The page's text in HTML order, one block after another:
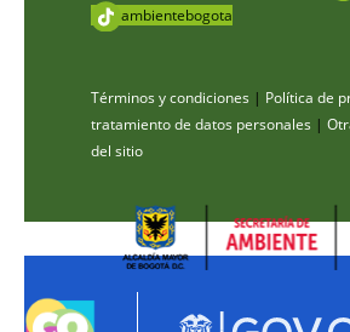
ambientebogota
Términos y condiciones | Política de
tratamiento de datos personales |
del sitio